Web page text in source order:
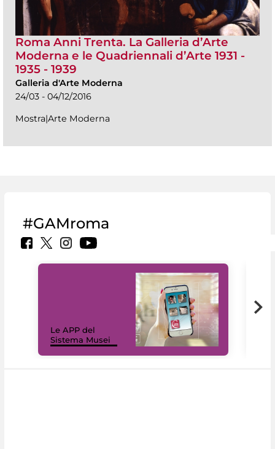
Roma Anni Trenta. La Galleria d’Arte
Moderna e le Quadriennali d’Arte 1931 -
1935 - 1939
Galleria d'Arte Moderna
24/03 - 04/12/2016
Mostra|Arte Moderna
#GAMroma
Le APP del
Sistema Musei